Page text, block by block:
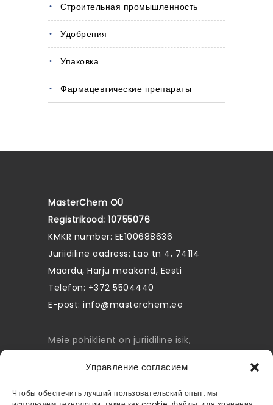
Управление согласием
Чтобы обеспечить лучший пользовательский опыт, мы
Строительная промышленность
Удобрения
Упаковка
Фармацевтические препараты
MasterChem OÜ
Registrikood: 10755076
KMKR number: EE100688636
Juriidiline aadress: Lao tn 4, 74114
Maardu, Harju maakond, Eesti
Telefon: +372 5504440
E-post: info@masterchem.ee
Meie põhiklient on juriidiline isik,
sisalda käibemaksu.
политика приватности